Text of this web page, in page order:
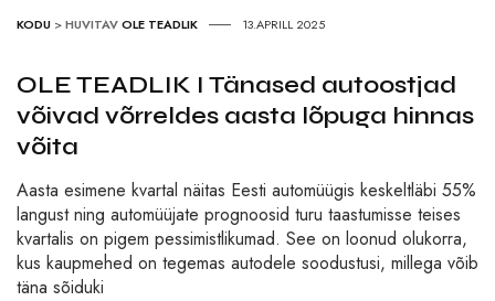
KODU >HUVITAVOLE TEADLIK 13.APRILL 2025
OLE TEADLIK I Tänased autoostjad
võivad võrreldes aasta lõpuga hinnas
võita
Aasta esimene kvartal näitas Eesti automüügis keskeltläbi 55%
langust ning automüüjate prognoosid turu taastumisse teises
kvartalis on pigem pessimistlikumad. See on loonud olukorra,
kus kaupmehed on tegemas autodele soodustusi, millega võib
täna sõiduki